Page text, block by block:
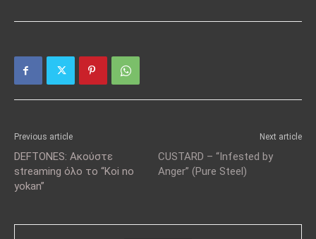
Previous article
DEFTONES: Ακούστε
streaming όλο το “Koi no
yokan”
Next article
CUSTARD – “Infested by
Anger” (Pure Steel)